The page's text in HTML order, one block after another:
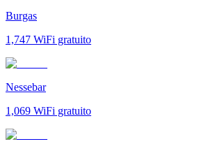
Burgas
1,747 WiFi gratuito
Nessebar
1,069 WiFi gratuito